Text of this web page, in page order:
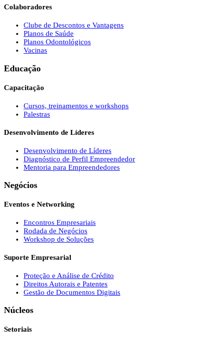
Colaboradores
Clube de Descontos e Vantagens
Planos de Saúde
Planos Odontológicos
Vacinas
Educação
Capacitação
Cursos, treinamentos e workshops
Palestras
Desenvolvimento de Líderes
Desenvolvimento de Líderes
Diagnóstico de Perfil Empreendedor
Mentoria para Empreendedores
Negócios
Eventos e Networking
Encontros Empresariais
Rodada de Negócios
Workshop de Soluções
Suporte Empresarial
Proteção e Análise de Crédito
Direitos Autorais e Patentes
Gestão de Documentos Digitais
Núcleos
Setoriais